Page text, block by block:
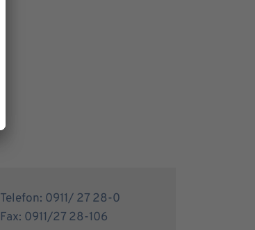
Telefon: 0911/ 27 28-0
Fax: 0911/27 28-106